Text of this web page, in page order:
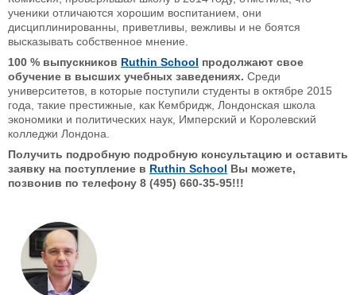
ученики отличаются хорошим воспитанием, они
дисциплинированны, приветливы, вежливы и не боятся
высказывать собственное мнение.
100 % выпускников Ruthin School продолжают свое
обучение в высших учебных заведениях. Среди
университетов, в которые поступили студенты в октябре 2015
года, такие престижные, как Кембридж, Лондонская школа
экономики и политических наук, Имперский и Королевский
колледжи Лондона.
Получить подробную подробную консультацию и оставить
заявку на поступление в Ruthin School Вы можете,
позвонив по телефону 8 (495) 660-35-95!!!